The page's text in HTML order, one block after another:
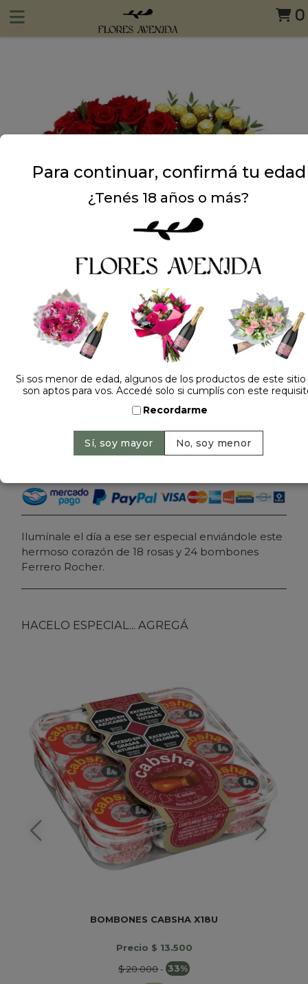
0
Dejá tu opinión
ARREGLO FLORAL CORAZON DE 18 ROSAS Y
CHOCOLATES ROCHER OASIS XL
$ 399.000 Ahorrás 19%
Ilumínale el día a ese ser especial enviándole este
hermoso corazón de 18 rosas y 24 bombones
Ferrero Rocher.
HACELO ESPECIAL... AGREGÁ
BOMBONES CABSHA X18U
Precio $ 13.500
$ 20.000- 33%
Para continuar, confirmá tu edad
¿Tenés 18 años o más?
Si sos menor de edad, algunos de los productos de este
son aptos para vos. Accedé solo si cumplís con este
Recordarme